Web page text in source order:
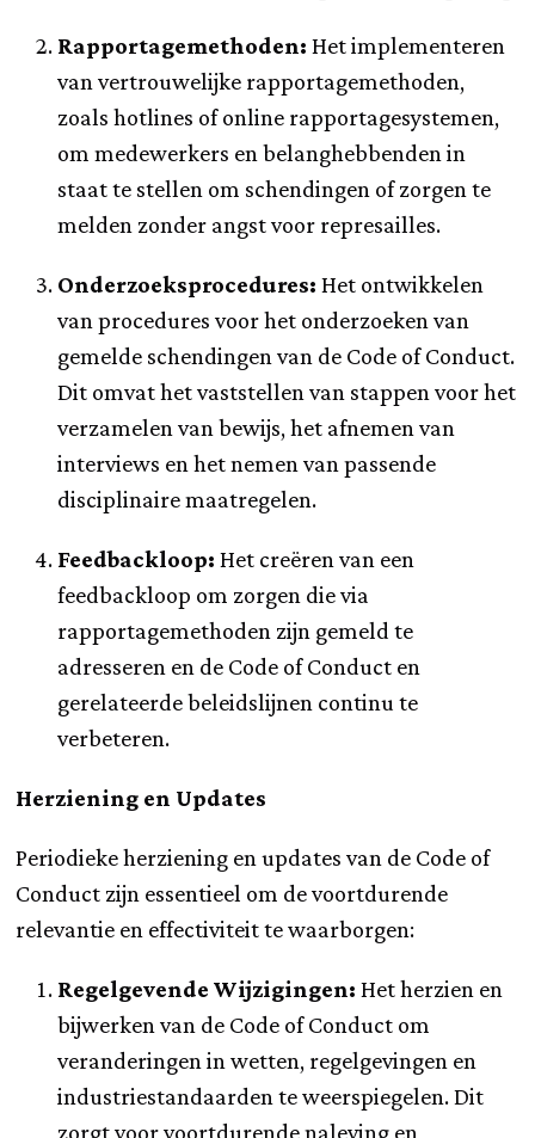
Rapportagemethoden: Het implementeren
van vertrouwelijke rapportagemethoden,
zoals hotlines of online rapportagesystemen,
om medewerkers en belanghebbenden in
staat te stellen om schendingen of zorgen te
melden zonder angst voor represailles.
Onderzoeksprocedures: Het ontwikkelen
van procedures voor het onderzoeken van
gemelde schendingen van de Code of Conduct.
Dit omvat het vaststellen van stappen voor het
verzamelen van bewijs, het afnemen van
interviews en het nemen van passende
disciplinaire maatregelen.
Feedbackloop: Het creëren van een
feedbackloop om zorgen die via
rapportagemethoden zijn gemeld te
adresseren en de Code of Conduct en
gerelateerde beleidslijnen continu te
verbeteren.
Herziening en Updates
Periodieke herziening en updates van de Code of
Conduct zijn essentieel om de voortdurende
relevantie en effectiviteit te waarborgen:
Regelgevende Wijzigingen: Het herzien en
bijwerken van de Code of Conduct om
veranderingen in wetten, regelgevingen en
industriestandaarden te weerspiegelen. Dit
zorgt voor voortdurende naleving en